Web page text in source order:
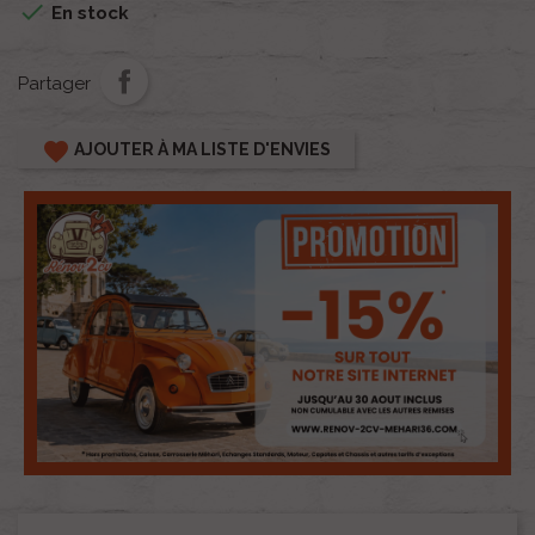
 En stock
Partager
favorite AJOUTER À MA LISTE D'ENVIES